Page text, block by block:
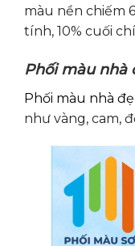
màu nền chiếm
tính, 10% cuối
Phối màu nhà
Phối màu nhà
như vàng, cam,